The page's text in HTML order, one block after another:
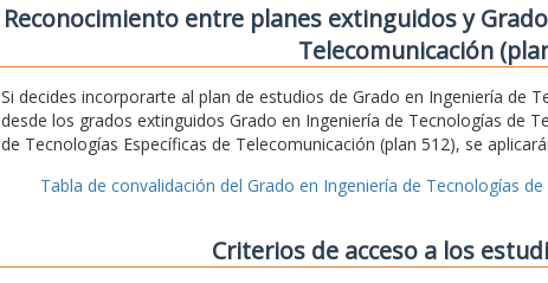
Reconocimiento entre planes extinguidos y
Telecomunicación
Si decides incorporarte al plan de estudios de Grado en Ingeniería de
desde los grados extinguidos Grado en Ingeniería de Tecnologías de
de Tecnologías Específicas de Telecomunicación (plan 512), se
Tabla de convalidación del Grado en Ingeniería de Tecnologías
Criterios de acceso a los